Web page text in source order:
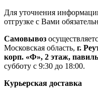
Для уточнения
отгрузке с Вами
Самовывоз
Московская область, г.
корп. «Ф», 2 этаж,
субботу с 9:30 до 18:00.
Курьерская доставка